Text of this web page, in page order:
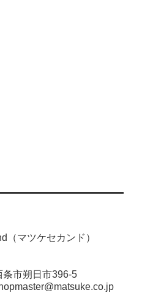
（マツケセカンド）
条市朔日市396-5